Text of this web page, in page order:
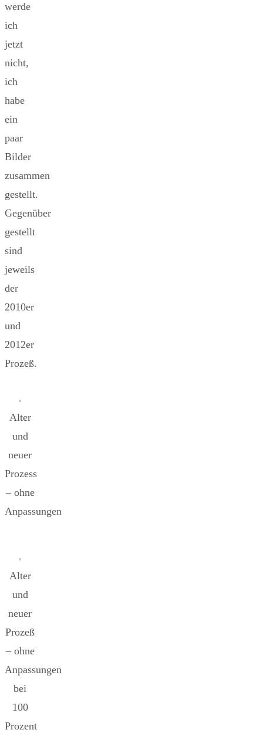
werde
ich
jetzt
nicht,
ich
habe
ein
paar
Bilder
zusammen
gestellt.
Gegenüber
gestellt
sind
jeweils
der
2010er
und
2012er
Prozeß.
Alter
und
neuer
Prozess
– ohne
Anpassungen
Alter
und
neuer
Prozeß
– ohne
Anpassungen
bei
100
Prozent